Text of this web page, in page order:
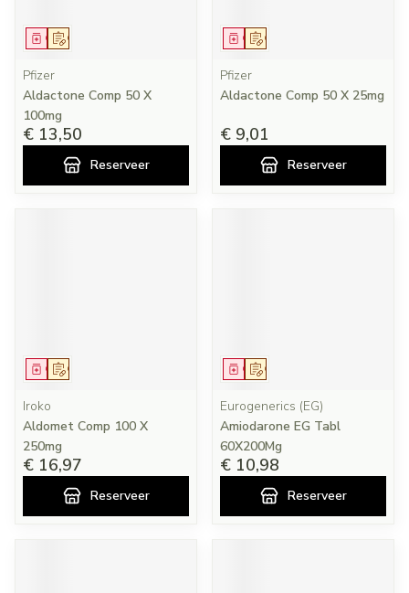
Op voorschrift
Geneesmiddel
Pfizer
Aldactone Comp 50 X
100mg
€ 13,50
Reserveer
Op voorschrift
Geneesmiddel
Pfizer
Aldactone Comp 50 X 25mg
€ 9,01
Reserveer
Op voorschrift
Geneesmiddel
Iroko
Aldomet Comp 100 X
250mg
€ 16,97
Reserveer
Op voorschrift
Geneesmiddel
Eurogenerics (EG)
Amiodarone EG Tabl
60X200Mg
€ 10,98
Reserveer